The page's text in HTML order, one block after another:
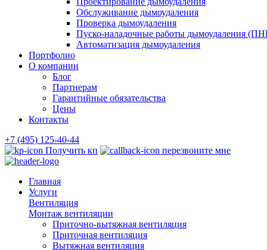
Обслуживание дымоудаления
Проверка дымоудаления
Пуско-наладочные работы дымоудаления
Автоматизация дымоудаления
Портфолио
О компании
Блог
Партнерам
Гарантийные обязательства
Цены
Контакты
+7 (495) 125-40-44
Получить кп
перезвоните мне
Главная
Услуги
Вентиляция
Монтаж вентиляции
Приточно-вытяжная вентиляция
Приточная вентиляция
Вытяжная вентиляция